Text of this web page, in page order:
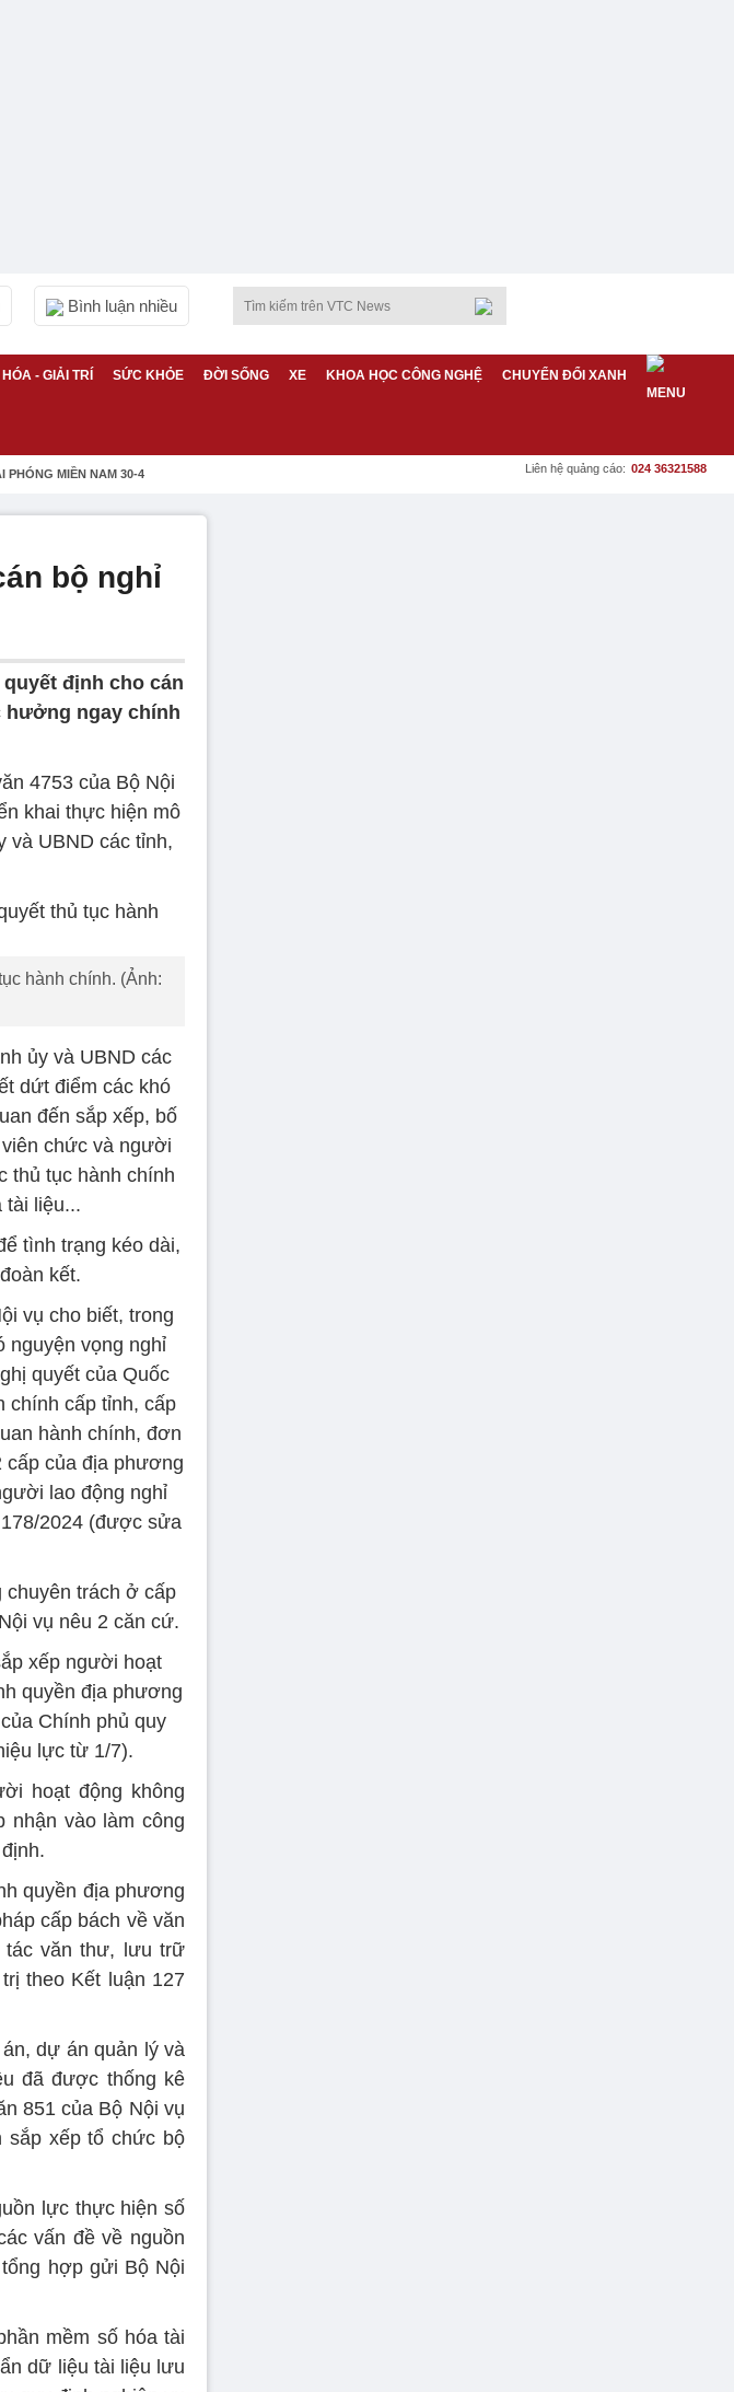
Bình luận nhiều
- GIẢI TRÍ SỨC KHỎE ĐỜI SỐNG XE KHOA HỌC CÔNG NGHỆ CHUYỂN ĐỔI XANH
PHÓNG MIỀN NAM 30-4 Liên hệ quảng cáo: 024 36321588
bộ nghỉ
định cho cán
hưởng ngay chính
4753 của Bộ Nội
khai thực hiện mô
và UBND các tỉnh,
hành chính. (Ảnh:
ủy và UBND các
dứt điểm các khó
đến sắp xếp, bố
chức và người
thủ tục hành chính
tài liệu...
tình trạng kéo dài,
kết.
vụ cho biết, trong
nguyện vọng nghỉ
quyết của Quốc
chính cấp tỉnh, cấp
hành chính, đơn
của địa phương
lao động nghỉ
2024 (được sửa
trách ở cấp
vụ nêu 2 căn cứ.
xếp người hoạt
quyền địa phương
Chính phủ quy
lực từ 1/7).
hoạt động không
nhận vào làm công
quyền địa phương
cấp bách về văn
tác văn thư, lưu trữ
theo Kết luận 127
dự án quản lý và
đã được thống kê
851 của Bộ Nội vụ
sắp xếp tổ chức bộ
lực thực hiện số
vấn đề về nguồn
hợp gửi Bộ Nội
mềm số hóa tài
dữ liệu tài liệu lưu